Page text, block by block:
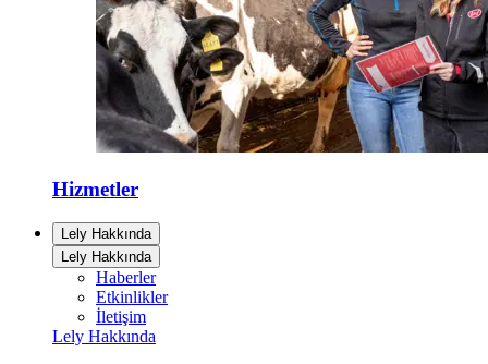
Hizmetler
Lely Hakkında
Lely Hakkında
Haberler
Etkinlikler
İletişim
Lely Hakkında